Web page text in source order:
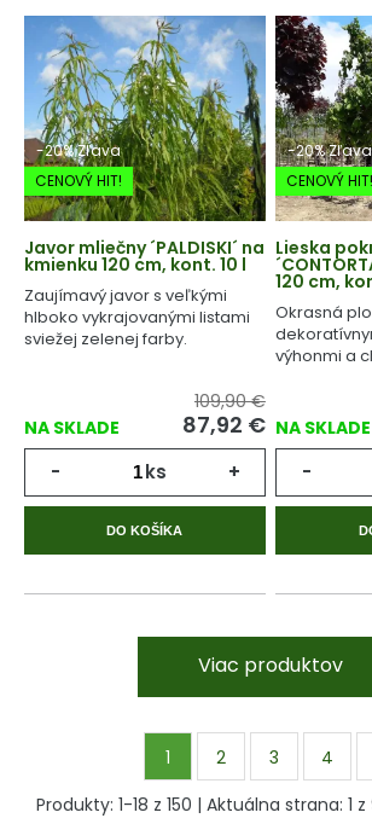
-20% Zľava
CENOVÝ HIT!
Javor mliečny ´PALDISKI´ na
kmienku 120 cm, kont. 10 l
Zaujímavý javor s veľkými
hlboko vykrajovanými listami
sviežej zelenej farby.
NA SKLADE
109,90 €
87,92 €
- ks +
DO KOŠÍKA
-20% Zľava
CENOVÝ HIT!
Lieska
120 cm,
Okrasná
výhonmi a
NA SKLADE
-
Viac produktov
1 2 3 4
Produkty: 1-18 z 150 | Aktuálna strana: 1 z